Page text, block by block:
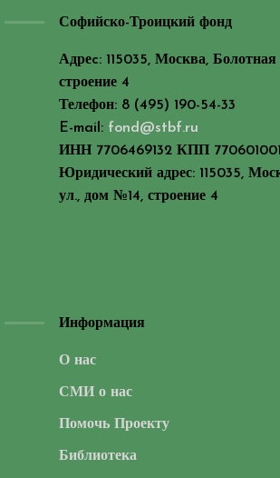
Софийско-Троицкий фонд
Адреc: 115035, Москва,
строение 4
Телефон: 8 (495) 190-54-33
E-mail: fond@stbf.ru
ИНН 7706469132 КПП 770601001
Юридический адрес: 115035,
ул., дом №14, строение 4
Информация
О нас
СМИ о нас
Помочь Проекту
Библиотека